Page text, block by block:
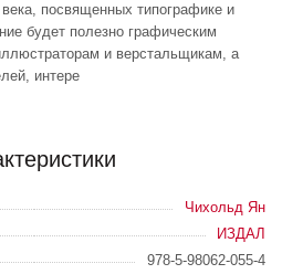
посвященных типографике и
будет полезно графическим
и верстальщикам, а
интере
Чихольд Ян
ИЗДАЛ
978-5-98062-055-4